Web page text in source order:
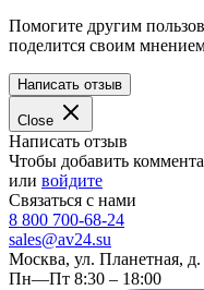
Помогите другим
поделится своим
Написать отзыв
Close
Написать отзыв
Чтобы добавить
или войдите
Связаться с нами
8 800 700-68-24
sales@av24.su
Москва, ул. Планетная,
Пн—Пт 8:30 – 18:00